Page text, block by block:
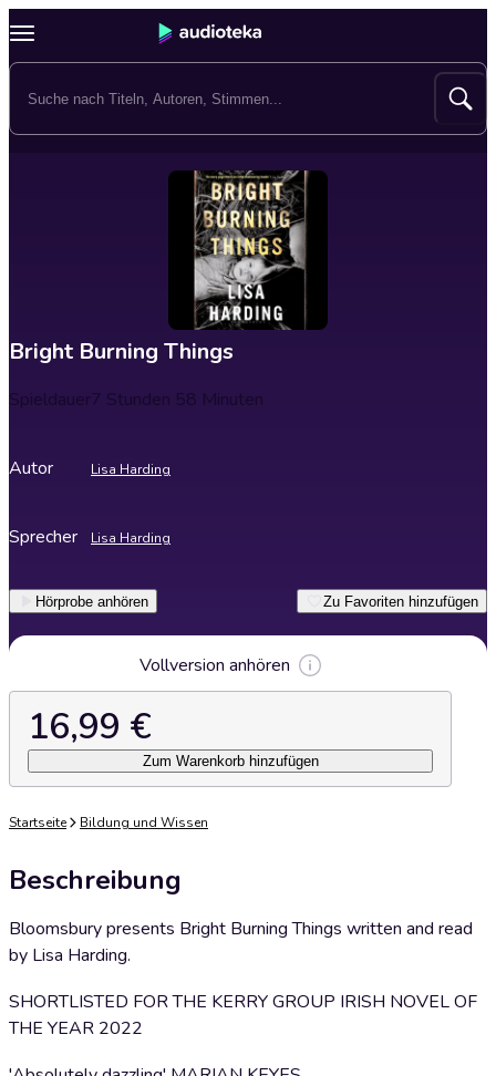
Bright Burning Things
Spieldauer7 Stunden 58 Minuten
Autor Lisa Harding
Sprecher Lisa Harding
Hörprobe anhören Zu Favoriten hinzufügen
Vollversion anhören
16,99 €
Zum Warenkorb hinzufügen
Startseite Bildung und Wissen
Beschreibung
Bloomsbury presents Bright Burning Things written and read
by Lisa Harding.
SHORTLISTED FOR THE KERRY GROUP IRISH NOVEL OF
THE YEAR 2022